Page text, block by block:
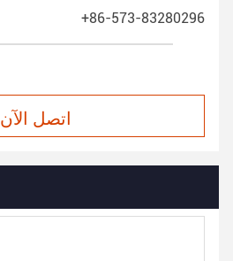
+86-573-83280296
اتصل الآن